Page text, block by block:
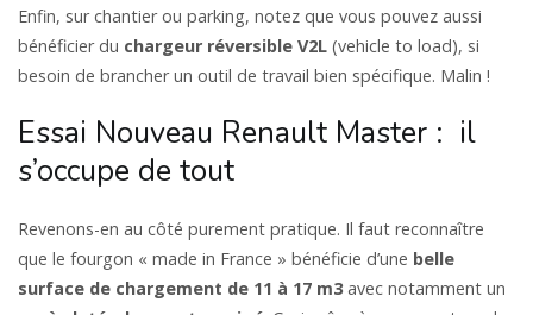
Enfin, sur chantier ou parking, notez que vous pouvez aussi
bénéficier du chargeur réversible V2L (vehicle to load), si
besoin de brancher un outil de travail bien spécifique. Malin !
Essai Nouveau Renault Master : il
s’occupe de tout
Revenons-en au côté purement pratique. Il faut reconnaître
que le fourgon « made in France » bénéficie d’une belle
surface de chargement de 11 à 17 m3avec notamment un